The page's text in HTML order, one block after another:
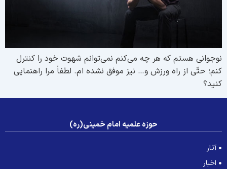
هستم که هر چه می‌کنم نمی‌توانم شهوت خود را کنترل
حتّی از راه ورزش و… نیز موفق نشده ام. لطفاً مرا راهنمایی
حوزه علمیه امام خمینی(ره)
آثار
اخبار